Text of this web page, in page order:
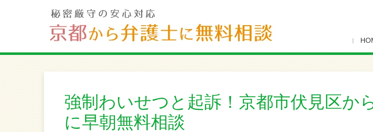
強制わいせつと起訴！京都市伏見区か
に早朝無料相談